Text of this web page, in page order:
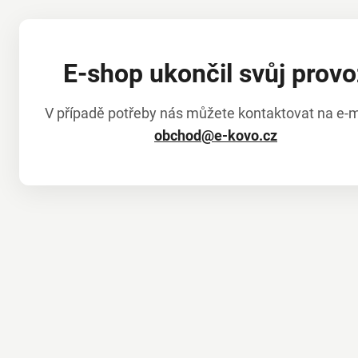
E-shop ukončil svůj
V případě potřeby nás můžete kontaktovat na e-
obchod@e-kovo.cz